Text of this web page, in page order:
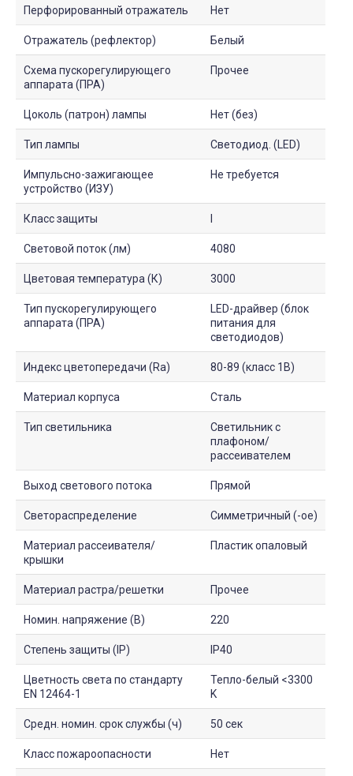
Перфорированный отражатель Нет
Отражатель (рефлектор) Белый
Схема пускорегулирующего
аппарата (ПРА)
Прочее
Цоколь (патрон) лампы Нет (без)
Тип лампы Светодиод. (LED)
Импульсно-зажигающее
устройство (ИЗУ)
Не требуется
Класс защиты
Световой поток (лм) 4080
Цветовая температура (К) 3000
Тип пускорегулирующего
аппарата (ПРА)
LED-драйвер (блок
питания для
светодиодов)
Индекс цветопередачи (Ra) 80-89 (класс 1B)
Материал корпуса Сталь
Тип светильника
Светильник с
плафоном/
рассеивателем
Выход светового потока Прямой
Светораспределение Симметричный (-ое)
Материал рассеивателя/
крышки
Пластик опаловый
Материал растра/решетки Прочее
Номин. напряжение (В) 220
Степень защиты (IP) IP40
Цветность света по стандарту
EN 12464-1
Тепло-белый <3300
K
Средн. номин. срок службы (ч) 50 сек
Класс пожароопасности Нет